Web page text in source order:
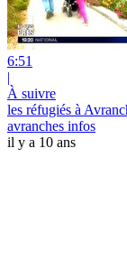
6:51
|
À suivre
les réfugiés à
avranches infos
il y a 10 ans